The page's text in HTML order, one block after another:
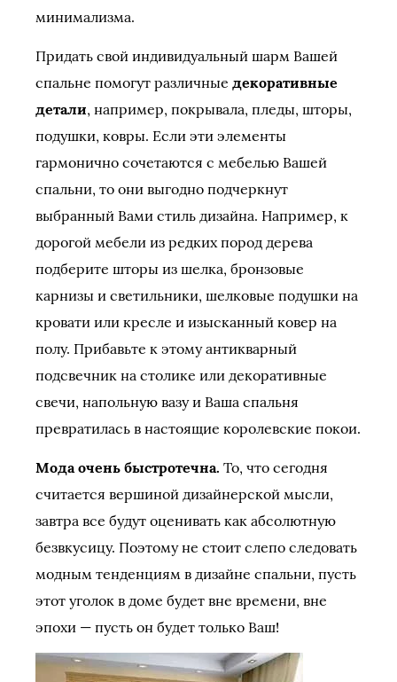
минимализма.
Придать свой индивидуальный шарм Вашей
спальне помогут различные декоративные
детали, например, покрывала, пледы, шторы,
подушки, ковры. Если эти элементы
гармонично сочетаются с мебелью Вашей
спальни, то они выгодно подчеркнут
выбранный Вами стиль дизайна. Например, к
дорогой мебели из редких пород дерева
подберите шторы из шелка, бронзовые
карнизы и светильники, шелковые подушки на
кровати или кресле и изысканный ковер на
полу. Прибавьте к этому антикварный
подсвечник на столике или декоративные
свечи, напольную вазу и Ваша спальня
превратилась в настоящие королевские покои.
Мода очень быстротечна. То, что сегодня
считается вершиной дизайнерской мысли,
завтра все будут оценивать как абсолютную
безвкусицу. Поэтому не стоит слепо следовать
модным тенденциям в дизайне спальни, пусть
этот уголок в доме будет вне времени, вне
эпохи — пусть он будет только Ваш!